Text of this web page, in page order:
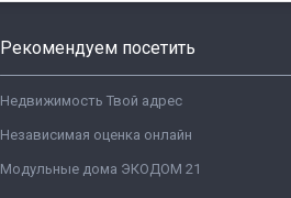
Рекомендуем посетить
Недвижимость Твой адрес
Независимая оценка онлайн
Модульные дома ЭКОДОМ 21